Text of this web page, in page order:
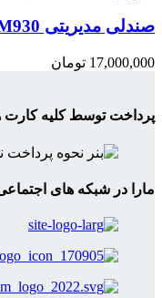
صندلی مدیریتی M930
17,000,000 تومان
پرداخت توسط کلیه کارت
مارا در شبکه های